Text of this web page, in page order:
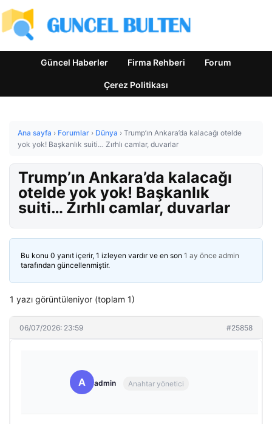
Güncel Haberler Firma Rehberi Forum
Çerez Politikası
Ana sayfa › Forumlar › Dünya › Trump’ın Ankara’da kalacağı otelde
yok yok! Başkanlık suiti… Zırhlı camlar, duvarlar
Trump’ın Ankara’da kalacağı
otelde yok yok! Başkanlık
suiti… Zırhlı camlar, duvarlar
Bu konu 0 yanıt içerir, 1 izleyen vardır ve en son 1 ay önce admin
tarafından güncellenmiştir.
1 yazı görüntüleniyor (toplam 1)
06/07/2026: 23:59 #25858
A admin Anahtar yönetici